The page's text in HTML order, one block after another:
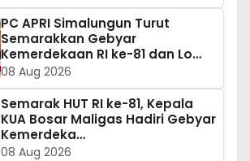
PC APRI Simalungun Turut
Semarakkan Gebyar
Kemerdekaan RI ke-81 dan Lo…
08 Aug 2026
Semarak HUT RI ke-81, Kepala
KUA Bosar Maligas Hadiri Gebyar
Kemerdeka…
08 Aug 2026